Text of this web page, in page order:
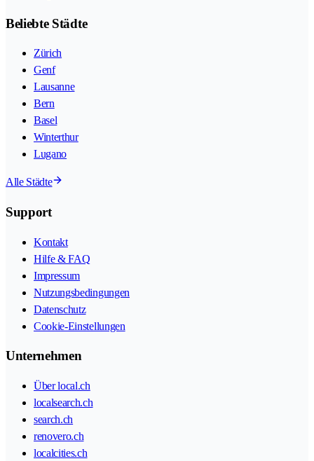
Beliebte Städte
Zürich
Genf
Lausanne
Bern
Basel
Winterthur
Lugano
Alle Städte
Support
Kontakt
Hilfe & FAQ
Impressum
Nutzungsbedingungen
Datenschutz
Cookie-Einstellungen
Unternehmen
Über local.ch
localsearch.ch
search.ch
renovero.ch
localcities.ch